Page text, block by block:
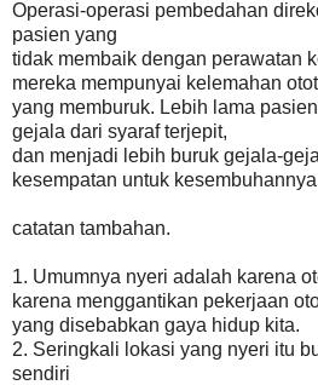
Operasi-operasi pembedahan
pasien yang
tidak membaik dengan perawatan
mereka mempunyai kelemahan otot
yang memburuk. Lebih lama
gejala dari syaraf terjepit,
dan menjadi lebih buruk gejala-
kesempatan untuk
catatan tambahan.
1. Umumnya nyeri adalah karena
karena menggantikan pekerjaan
yang disebabkan gaya hidup kita.
2. Seringkali lokasi yang nyeri itu
sendiri